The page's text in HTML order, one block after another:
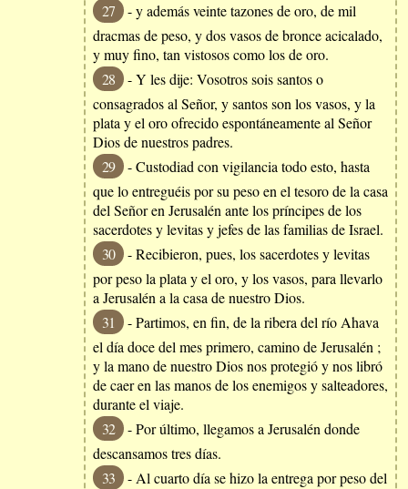
27
- y además veinte tazones de oro, de mil
dracmas de peso, y dos vasos de bronce acicalado,
y muy fino, tan vistosos como los de oro.
28
- Y les dije: Vosotros sois santos o
consagrados al Señor, y santos son los vasos, y la
plata y el oro ofrecido espontáneamente al Señor
Dios de nuestros padres.
29
- Custodiad con vigilancia todo esto, hasta
que lo entreguéis por su peso en el tesoro de la casa
del Señor en Jerusalén ante los príncipes de los
sacerdotes y levitas y jefes de las familias de Israel.
30
- Recibieron, pues, los sacerdotes y levitas
por peso la plata y el oro, y los vasos, para llevarlo
a Jerusalén a la casa de nuestro Dios.
31
- Partimos, en fin, de la ribera del río Ahava
el día doce del mes primero, camino de Jerusalén ;
y la mano de nuestro Dios nos protegió y nos libró
de caer en las manos de los enemigos y salteadores,
durante el viaje.
32
- Por último, llegamos a Jerusalén donde
descansamos tres días.
33
- Al cuarto día se hizo la entrega por peso del